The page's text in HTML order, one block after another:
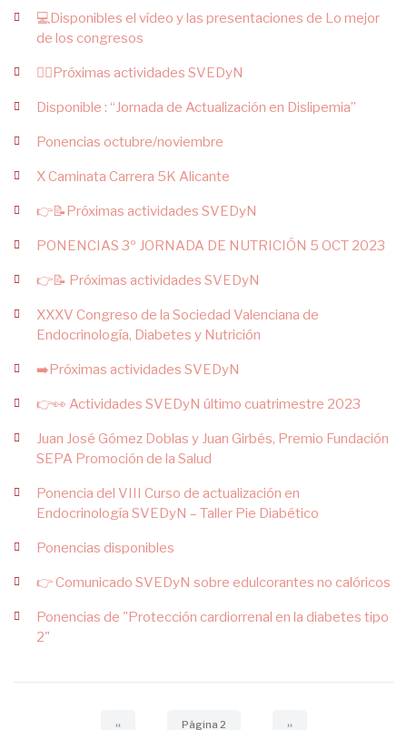
💻Disponibles el vídeo y las presentaciones de Lo mejor
de los congresos
👉🏻Próximas actividades SVEDyN
Disponible : “Jornada de Actualización en Dislipemia”
Ponencias octubre/noviembre
X Caminata Carrera 5K Alicante
👉📝Próximas actividades SVEDyN
PONENCIAS 3º JORNADA DE NUTRICIÓN 5 OCT 2023
👉📝 Próximas actividades SVEDyN
XXXV Congreso de la Sociedad Valenciana de
Endocrinología, Diabetes y Nutrición
➡️Próximas actividades SVEDyN
👉👀 Actividades SVEDyN último cuatrimestre 2023
Juan José Gómez Doblas y Juan Girbés, Premio Fundación
SEPA Promoción de la Salud
Ponencia del VIII Curso de actualización en
Endocrinología SVEDyN – Taller Pie Diabético
Ponencias disponibles
👉 Comunicado SVEDyN sobre edulcorantes no calóricos
Ponencias de "Protección cardiorrenal en la diabetes tipo
2"
Página
‹‹ Página 2 Siguiente
››